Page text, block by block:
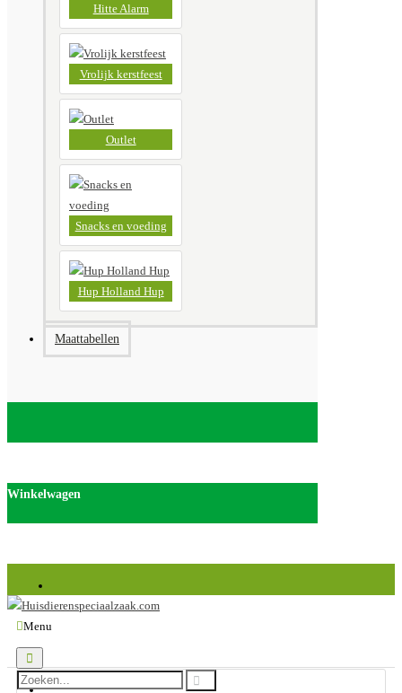
Hitte Alarm
Vrolijk kerstfeest
Outlet
Snacks en voeding
Hup Holland Hup
Maattabellen
Winkelwagen
Huisdierenspeciaalzaak.com is onderdeel van Discus van de Weerd Veenendaal